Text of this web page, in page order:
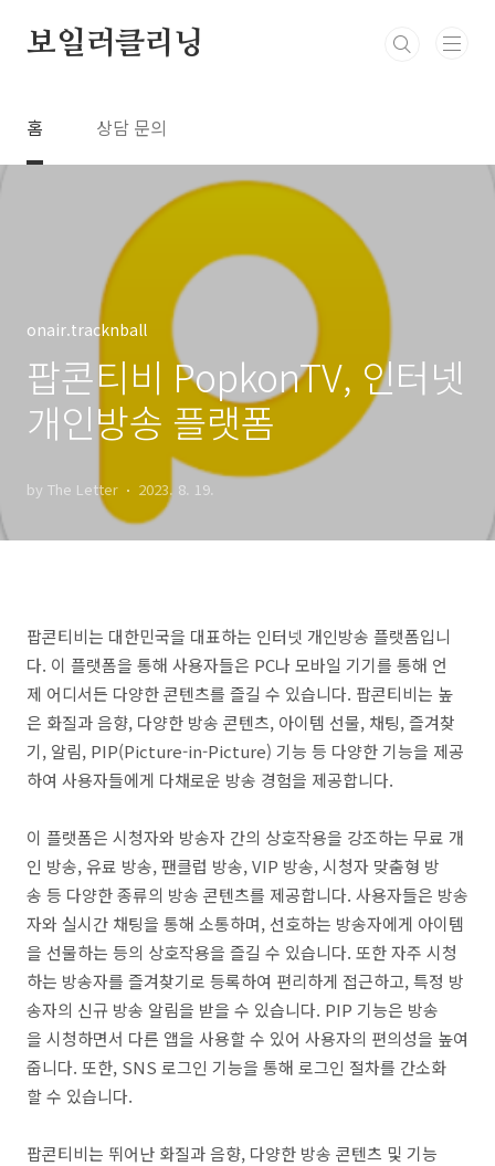
보일러클리닝
홈 상담 문의
onair.tracknball
팝콘티비 PopkonTV, 인터넷
개인방송 플랫폼
by The Letter 2023. 8. 19.
팝콘티비는 대한민국을 대표하는 인터넷 개인방송 플랫폼입니
다. 이 플랫폼을 통해 사용자들은 PC나 모바일 기기를 통해 언
제 어디서든 다양한 콘텐츠를 즐길 수 있습니다. 팝콘티비는 높
은 화질과 음향, 다양한 방송 콘텐츠, 아이템 선물, 채팅, 즐겨찾
기, 알림, PIP(Picture-in-Picture) 기능 등 다양한 기능을 제공
하여 사용자들에게 다채로운 방송 경험을 제공합니다.
이 플랫폼은 시청자와 방송자 간의 상호작용을 강조하는 무료 개
인 방송, 유료 방송, 팬클럽 방송, VIP 방송, 시청자 맞춤형 방
송 등 다양한 종류의 방송 콘텐츠를 제공합니다. 사용자들은 방송
자와 실시간 채팅을 통해 소통하며, 선호하는 방송자에게 아이템
을 선물하는 등의 상호작용을 즐길 수 있습니다. 또한 자주 시청
하는 방송자를 즐겨찾기로 등록하여 편리하게 접근하고, 특정 방
송자의 신규 방송 알림을 받을 수 있습니다. PIP 기능은 방송
을 시청하면서 다른 앱을 사용할 수 있어 사용자의 편의성을 높여
줍니다. 또한, SNS 로그인 기능을 통해 로그인 절차를 간소화
할 수 있습니다.
팝콘티비는 뛰어난 화질과 음향, 다양한 방송 콘텐츠 및 기능